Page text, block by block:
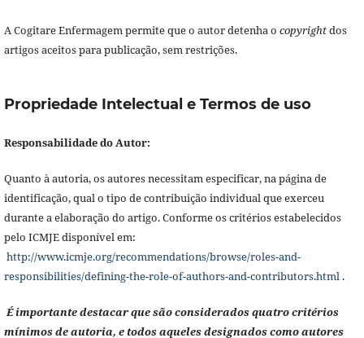
A Cogitare Enfermagem permite que o autor detenha o copyrightdos
artigos aceitos para publicação, sem restrições.
Propriedade Intelectual e Termos de uso
Responsabilidade do Autor:
Quanto à autoria, os autores necessitam especificar, na página de
identificação, qual o tipo de contribuição individual que exerceu
durante a elaboração do artigo. Conforme os critérios estabelecidos
pelo ICMJE disponível em:
http://www.icmje.org/recommendations/browse/roles-and-
responsibilities/defining-the-role-of-authors-and-contributors.html.
É importante destacar que são considerados quatro critérios
mínimos de autoria, e todos aqueles designados como autores